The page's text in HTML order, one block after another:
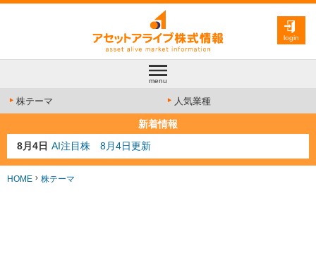
login
menu
株テーマ 人気業種
新着情報
8月4日 AI注目株 8月4日更新
8月3日 人気業種注目株 8月3日更新
8月2日 金融注目株 8月2日更新
7月29日 日経225シグナル点灯
HOME 株テーマ